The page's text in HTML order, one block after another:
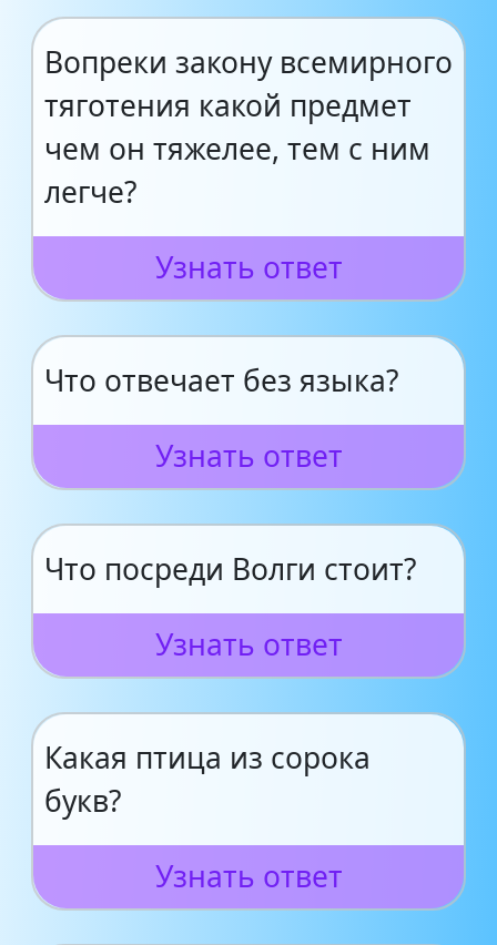
Вопреки закону всемирного
тяготения какой предмет
чем он тяжелее, тем с ним
легче?
Узнать ответ
Что отвечает без языка?
Узнать ответ
Что посреди Волги стоит?
Узнать ответ
Какая птица из сорока
букв?
Узнать ответ